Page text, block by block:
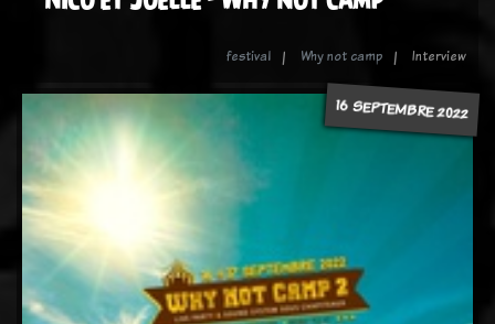
festival Why not camp Interview
16 SEPTEMBRE 2022